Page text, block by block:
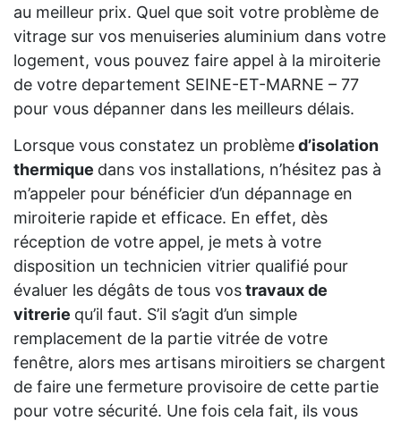
au meilleur prix. Quel que soit votre problème de
vitrage sur vos menuiseries aluminium dans votre
logement, vous pouvez faire appel à la miroiterie
de votre departement SEINE-ET-MARNE – 77
pour vous dépanner dans les meilleurs délais.
Lorsque vous constatez un problèmed’isolation
thermique dans vos installations, n’hésitez pas à
m’appeler pour bénéficier d’un dépannage en
miroiterie rapide et efficace. En effet, dès
réception de votre appel, je mets à votre
disposition un technicien vitrier qualifié pour
évaluer les dégâts de tous vostravaux de
vitrerie qu’il faut. S’il s’agit d’un simple
remplacement de la partie vitrée de votre
fenêtre, alors mes artisans miroitiers se chargent
de faire une fermeture provisoire de cette partie
pour votre sécurité. Une fois cela fait, ils vous